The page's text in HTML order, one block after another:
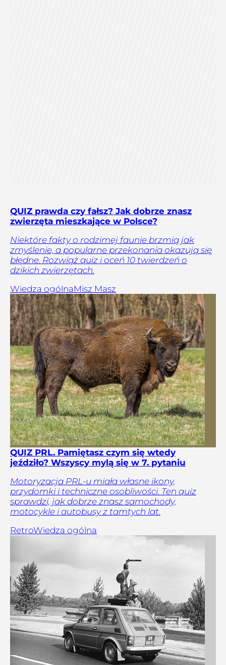
QUIZ prawda czy fałsz? Jak dobrze znasz
zwierzęta mieszkające w Polsce?
Niektóre fakty o rodzimej faunie brzmią jak
zmyślenie, a popularne przekonania okazują się
błędne. Rozwiąż quiz i oceń 10 twierdzeń o
dzikich zwierzętach.
Wiedza ogólnaMisz Masz
QUIZ PRL. Pamiętasz czym się wtedy
jeździło? Wszyscy mylą się w 7. pytaniu
Motoryzacja PRL-u miała własne ikony,
przydomki i techniczne osobliwości. Ten quiz
sprawdzi, jak dobrze znasz samochody,
motocykle i autobusy z tamtych lat.
RetroWiedza ogólna